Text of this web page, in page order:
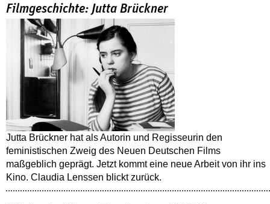
Filmgeschichte: Jutta Brückner
Jutta Brückner hat als Autorin und Regisseurin den
feministischen Zweig des Neuen Deutschen Films
maßgeblich geprägt. Jetzt kommt eine neue Arbeit von ihr ins
Kino. Claudia Lenssen blickt zurück.